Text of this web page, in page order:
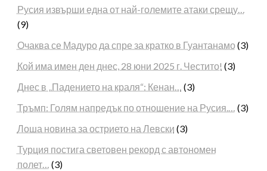
Русия извърши една от най-големите атаки срещу…
(9)
Очаква се Мадуро да спре за кратко в Гуантанамо (3)
Кой има имен ден днес, 28 юни 2025 г. Честито! (3)
Днес в „Падението на краля“: Кенан… (3)
Тръмп: Голям напредък по отношение на Русия.… (3)
Лоша новина за острието на Левски (3)
Турция постига световен рекорд с автономен
полет… (3)